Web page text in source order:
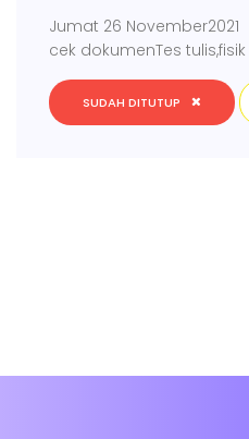
Jumat 26 November2021
cek dokumenTes tulis,fisik
SUDAH DITUTUP